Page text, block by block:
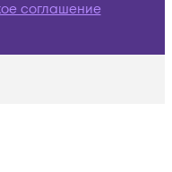
соглашение